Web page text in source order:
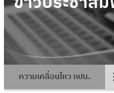
ความเคลื่อนไหว กปน.